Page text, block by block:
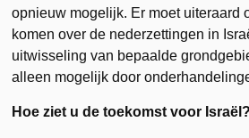
opnieuw mogelijk. Er moet uiteraard
komen over de nederzettingen in
uitwisseling van bepaalde
alleen mogelijk door
Hoe ziet u de toekomst voor Israël?